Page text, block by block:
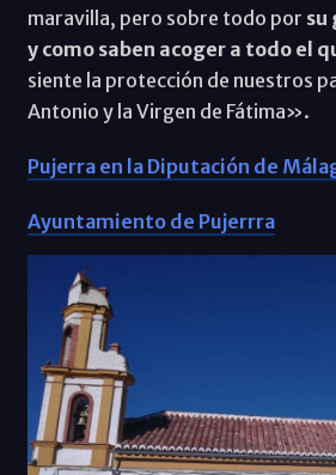
maravilla, pero sobre todo por su
y como saben acoger a todo el
siente la protección de nuestros
Antonio y la Virgen de Fátima».
Pujerra en la Diputación de
Ayuntamiento de Pujerrra